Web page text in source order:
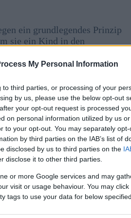
My Personal Information
third parties, or processing of your
by us, please use the below opt-out
your opt-out request is processed
on personal information utilized by us
to your opt-out. You may separately
by third parties on the IAB’s list of
disclosed by us to third parties on the
disclose it to other third parties.
or more Google services and may
visit or usage behaviour. You may
tags to use your data for below
ein grundlegendes Prinzip
sie ein Kind in den
Mitteln einen
bei politischen
und Kinder
eines Kindes als
überschreitet jedoch eine
Fidesz abtreten?Angeblich